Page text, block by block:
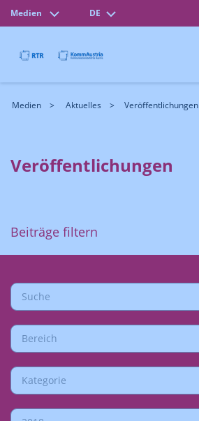
Medien DE
Medien Aktuelles Veröffentlichungen
Veröffentlichungen
Beiträge filtern
Bereich
Kategorie